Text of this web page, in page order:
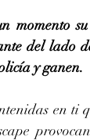
momento
del lado
y ganen.
en ti